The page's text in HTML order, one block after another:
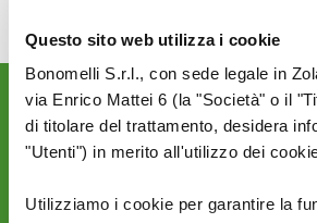
Questo sito web utilizza i cookie
Bonomelli S.r.l., con sede legale in
via Enrico Mattei 6 (la "Società" o il
di titolare del trattamento, desidera
"Utenti") in merito all'utilizzo dei
Utilizziamo i cookie per garantire la
Rimani aggiornato sulle
novità del mondo